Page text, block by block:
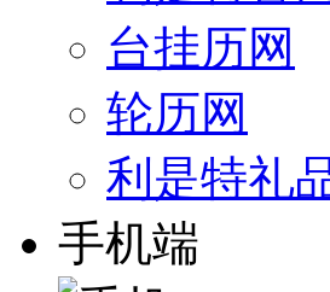
台挂历网
轮历网
利是特礼
手机端